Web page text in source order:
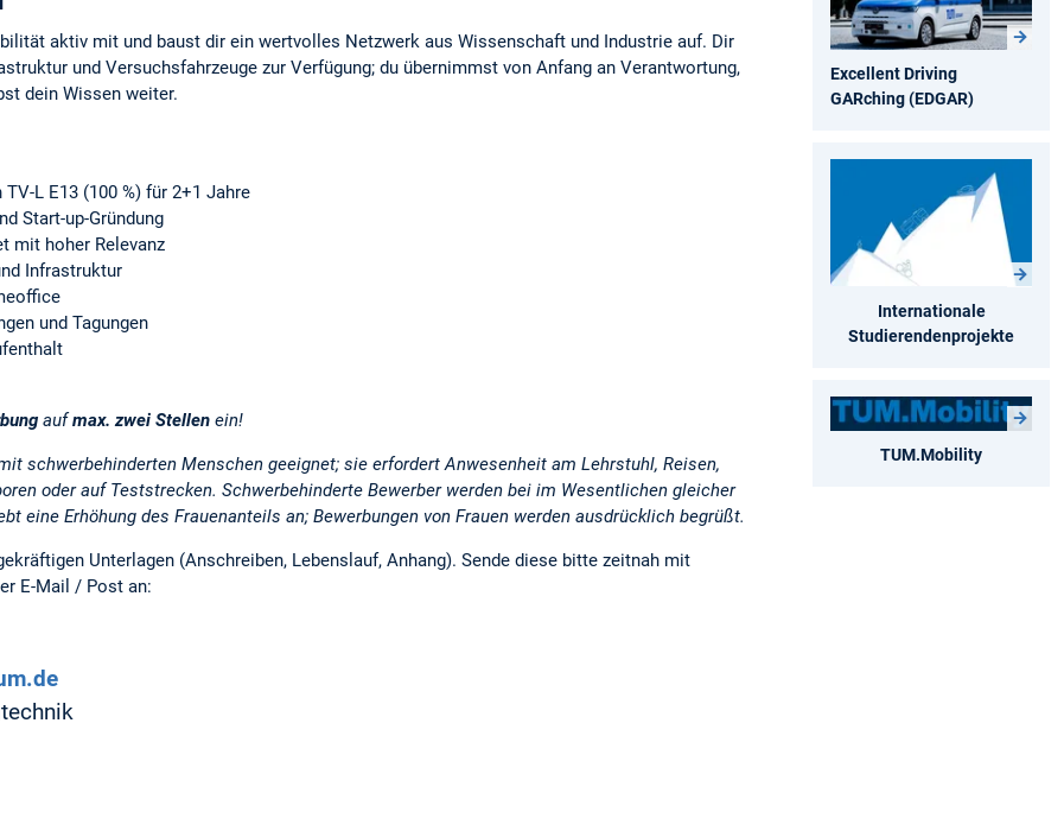
aktiv mit und baust dir ein wertvolles Netzwerk aus Wissenschaft und Industrie auf. Dir
und Versuchsfahrzeuge zur Verfügung; du übernimmst von Anfang an Verantwortung,
dein Wissen weiter.
L E13 (100 %) für 2+1 Jahre
Start-up-Gründung
mit hoher Relevanz
Infrastruktur
und Tagungen
aufmax. zwei Stellen ein!
schwerbehinderten Menschen geeignet; sie erfordert Anwesenheit am Lehrstuhl, Reisen,
oder auf Teststrecken. Schwerbehinderte Bewerber werden bei im Wesentlichen gleicher
eine Erhöhung des Frauenanteils an; Bewerbungen von Frauen werden ausdrücklich begrüßt.
Unterlagen (Anschreiben, Lebenslauf, Anhang). Sende diese bitte zeitnah mit
E-Mail / Post an:
Excellent Driving
GARching (EDGAR)
Internationale
Studierendenprojekte
TUM.Mobility